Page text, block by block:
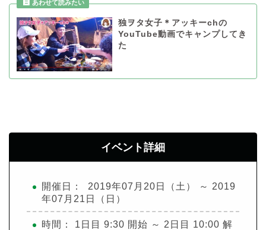
独ヲタ女子＊アッキーchの
YouTube動画でキャンプしてき
た
イベント詳細
開催日： 2019年07月20日（土） ～ 2019
年07月21日（日）
時間： 1日目 9:30 開始 ～ 2日目 10:00 解